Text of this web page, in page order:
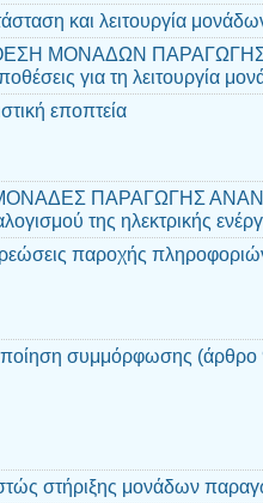
και λειτουργία
ΜΟΝΑΔΩΝ
για τη λειτουργία
εποπτεία
ΠΑΡΑΓΩΓΗΣ
της ηλεκτρικής
παροχής
συμμόρφωσης
στήριξης μονάδων